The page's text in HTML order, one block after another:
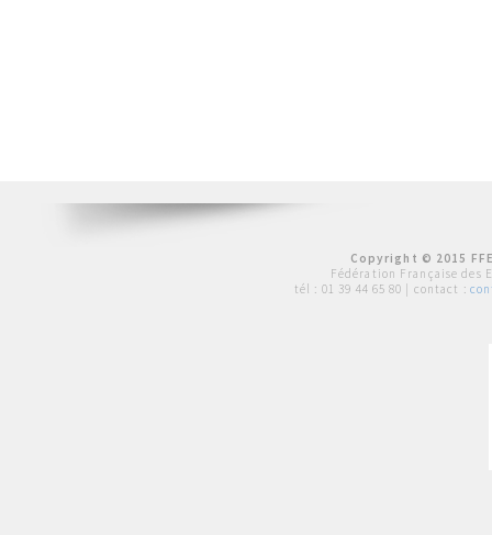
Copyright © 2015
Fédération Française des
tél : 01 39 44 65 80 | contact :